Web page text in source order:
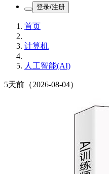
登录/注册
首页
计算机
人工智能(AI)
5天前 （2026-08-04）